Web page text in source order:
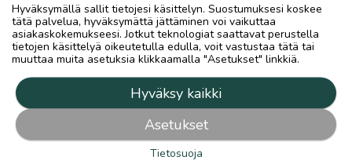
Reitti lähtee Kaunispään huipulta Suomen pisimmän
pulkkamäen pohjaa pitkin, josta jatketaan
Saariselän kylän läpi ja siitä kävellään Parfyymiladun
pohjaa Savottakahvilaan. Savottakahvilassa pitää
käydä keitolla ja munkkikahvilla, jonka jälkeen siitä
sitten naapuriin Laanihoviin monotansseihin.
Tämänhän voi toki tehdä myös talvella. Ylipäätään
Saariselällä pitää päästä näkemään tunturimaisemat
oikein kunnolla ja siihen onkin monta reittiä niin
Hyväksymällä sallit tietojesi käsittelyn. Suostumuksesi koskee
tätä palvelua, hyväksymättä jättäminen voi vaikuttaa
asiakaskokemukseesi. Jotkut teknologiat saattavat perustella
tietojen käsittelyä oikeutetulla edulla, voit vastustaa tätä tai
muuttaa muita asetuksia klikkaamalla "Asetukset" linkkiä.
Hyväksy kaikki
Asetukset
Tietosuoja